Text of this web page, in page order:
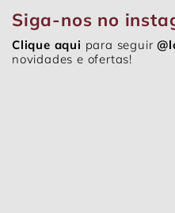
Siga-nos no
Clique aqui para seguir
novidades e ofertas!